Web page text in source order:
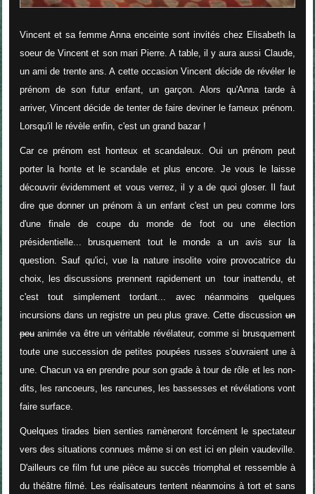
Vincent et sa femme Anna enceinte sont invités chez Elisabeth la
soeur de Vincent et son mari Pierre. A table, il y aura aussi Claude,
un ami de trente ans. A cette occasion Vincent décide de révéler le
prénom de son futur enfant, un garçon. Alors qu'Anna tarde à
arriver, Vincent décide de tenter de faire deviner le fameux prénom.
Lorsqu'il le révèle enfin, c'est un grand bazar !
Car ce prénom est honteux et scandaleux. Oui un prénom peut
porter la honte et le scandale et plus encore. Je vous le laisse
découvrir évidemment et vous verrez, il y a de quoi gloser. Il faut
dire que donner un prénom à un enfant c'est un peu comme lors
d'une finale de coupe du monde de foot ou une élection
présidentielle... brusquement tout le monde a un avis sur la
question. Sauf qu'ici, vue la nature insolite voire provocatrice du
choix, les discussions prennent rapidement un tour inattendu, et
c'est tout simplement tordant... avec néanmoins quelques
incursions dans un registre un peu plus grave. Cette discussionun
peuanimée va être un véritable révélateur, comme si brusquement
toute une succession de petites poupées russes s'ouvraient une à
une. Chacun va en prendre pour son grade à tour de rôle et les non-
dits, les rancoeurs, les rancunes, les bassesses et révélations vont
faire surface.
Quelques tirades bien senties ramèneront forcément le spectateur
vers des situations connues même si on est ici en plein vaudeville.
D'ailleurs ce film fut une pièce au succès triomphal et ressemble à
du théâtre filmé. Les réalisateurs tentent néanmoins à tort et sans